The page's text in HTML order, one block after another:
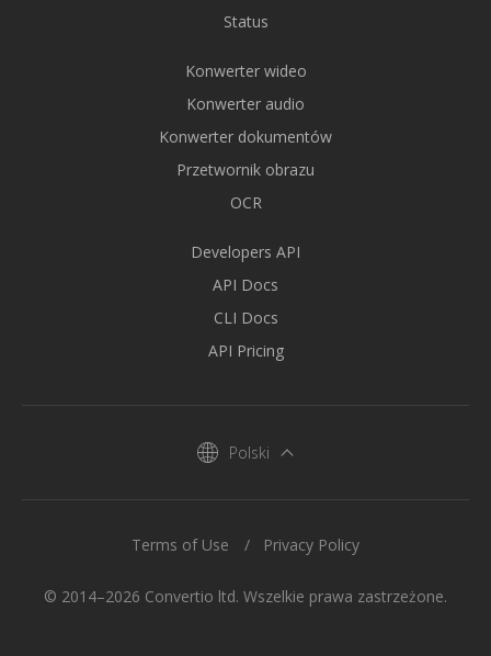
Status
Konwerter wideo
Konwerter audio
Konwerter dokumentów
Przetwornik obrazu
OCR
Developers API
API Docs
CLI Docs
API Pricing
Polski
© 2014–2026 Convertio ltd. Wszelkie prawa zastrzeżone.
Terms of Use Privacy Policy